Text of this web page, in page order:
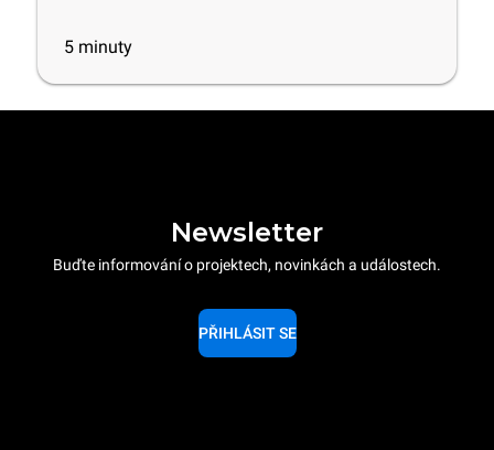
5 minuty
Newsletter
Buďte informování o projektech, novinkách a událostech.
PŘIHLÁSIT SE